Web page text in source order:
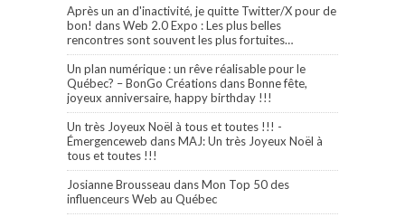
Après un an d'inactivité, je quitte Twitter/X pour de
bon! dansWeb 2.0 Expo : Les plus belles
rencontres sont souvent les plus fortuites…
Un plan numérique : un rêve réalisable pour le
Québec? – BonGo CréationsdansBonne fête,
joyeux anniversaire, happy birthday !!!
Un très Joyeux Noël à tous et toutes !!! -
Émergenceweb dansMAJ: Un très Joyeux Noël à
tous et toutes !!!
Josianne Brousseau dansMon Top 50 des
influenceurs Web au Québec